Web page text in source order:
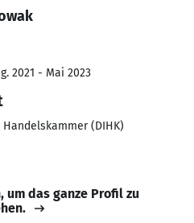
2021 - Mai 2023
(DIHK)
um das ganze Profil zu